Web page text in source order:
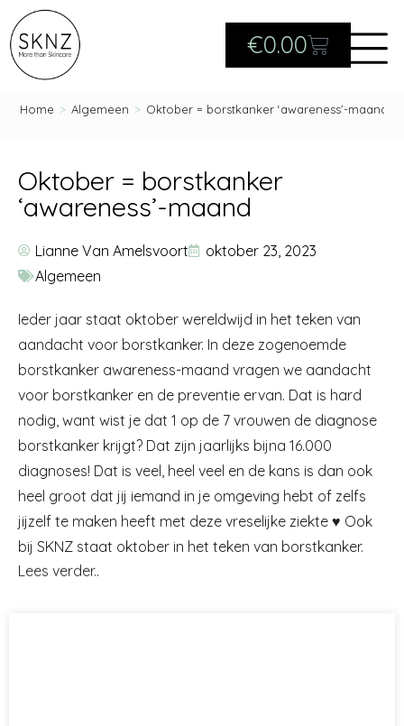
€0.00
Home > Algemeen > Oktober = borstkanker ‘awareness’-maand
Oktober = borstkanker
‘awareness’-maand
Lianne Van Amelsvoort
oktober 23, 2023
Algemeen
Ieder jaar staat oktober wereldwijd in het teken van
aandacht voor borstkanker. In deze zogenoemde
borstkanker awareness-maand vragen we aandacht
voor borstkanker en de preventie ervan. Dat is hard
nodig, want wist je dat 1 op de 7 vrouwen de diagnose
borstkanker krijgt? Dat zijn jaarlijks bijna 16.000
diagnoses! Dat is veel, heel veel en de kans is dan ook
heel groot dat jij iemand in je omgeving hebt of zelfs
jijzelf te maken heeft met deze vreselijke ziekte ♥ Ook
bij SKNZ staat oktober in het teken van borstkanker.
Lees verder..